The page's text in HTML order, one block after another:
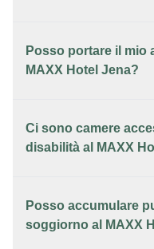
Posso portare il mio
MAXX Hotel Jena?
Ci sono camere
disabilità al MAXX
Posso accumulare
soggiorno al MAXX